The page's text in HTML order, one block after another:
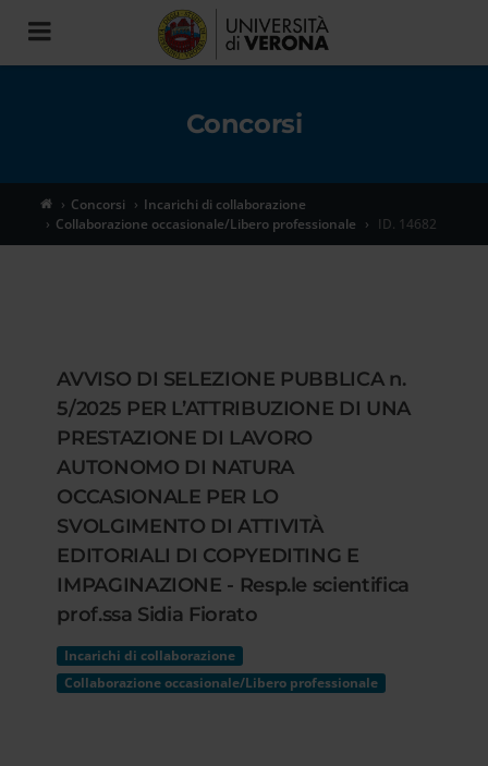
Toggle
navigation
Concorsi
Concorsi
Incarichi di collaborazione
Collaborazione occasionale/Libero professionale
ID. 14682
AVVISO DI SELEZIONE PUBBLICA n.
5/2025 PER L’ATTRIBUZIONE DI UNA
PRESTAZIONE DI LAVORO
AUTONOMO DI NATURA
OCCASIONALE PER LO
SVOLGIMENTO DI ATTIVITÀ
EDITORIALI DI COPYEDITING E
IMPAGINAZIONE - Resp.le scientifica
prof.ssa Sidia Fiorato
Incarichi di collaborazione
Collaborazione occasionale/Libero professionale